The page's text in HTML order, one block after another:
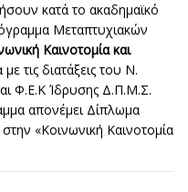
κατά το ακαδημαϊκό
Μεταπτυχιακών
Καινοτομία και
τις διατάξεις του Ν.
Φ.Ε.Κ Ίδρυσης Δ.Π.Μ.Σ.
απονέμει Δίπλωμα
«Κοινωνική Καινοτομία